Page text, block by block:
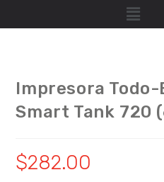
Impresora Todo-
Smart Tank 720
$282.00